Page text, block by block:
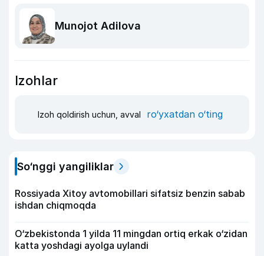
Munojot Adilova
Izohlar
Izoh qoldirish uchun, avval ro‘yxatdan o‘ting
So‘nggi yangiliklar
Rossiyada Xitoy avtomobillari sifatsiz benzin sabab
ishdan chiqmoqda
O‘zbekistonda 1 yilda 11 mingdan ortiq erkak o‘zidan
katta yoshdagi ayolga uylandi